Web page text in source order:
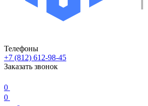
Телефоны
+7 (812) 612-98-45
Заказать звонок
0
0